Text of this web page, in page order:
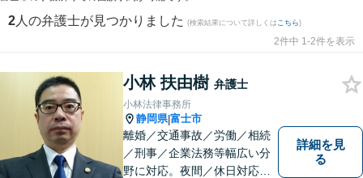
2 人の弁護士が見つかりました (検索結果について詳しくは こちら)
2件中 1-2件を表示
小林 扶由樹 弁護士
小林法律事務所
静岡県|富士市
離婚／交通事故／労働／相続
／刑事／企業法務等幅広い分
野に対応。夜間／休日対応
詳細を見
る